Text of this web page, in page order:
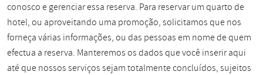
conosco e gerenciar essa reserva. Para reservar um quarto de
hotel, ou aproveitando uma promoção, solicitamos que nos
forneça várias informações, ou das pessoas em nome de quem
efectua a reserva. Manteremos os dados que você inserir aqui
até que nossos serviços sejam totalmente concluídos, sujeitos